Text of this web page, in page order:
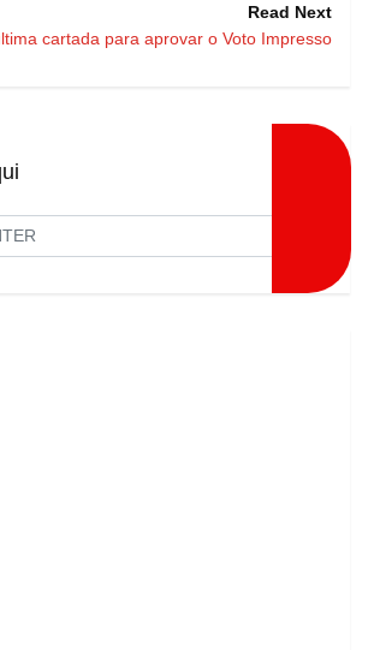
Read Next
cartada para aprovar o Voto Impresso